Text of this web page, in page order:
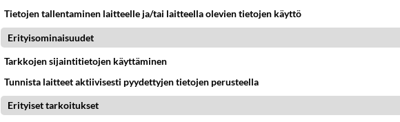
Tietojen tallentaminen laitteelle ja/tai laitteella olevien tietojen käyttö
Erityisominaisuudet
Tarkkojen sijaintitietojen käyttäminen
Tunnista laitteet aktiivisesti pyydettyjen tietojen perusteella
Erityiset tarkoitukset